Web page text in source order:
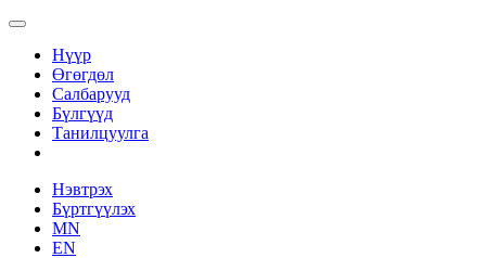
Нүүр
Өгөгдөл
Салбарууд
Бүлгүүд
Танилцуулга
Нэвтрэх
Бүртгүүлэх
MN
EN